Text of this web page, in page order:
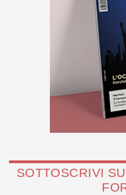
SOTTOSCRIVI